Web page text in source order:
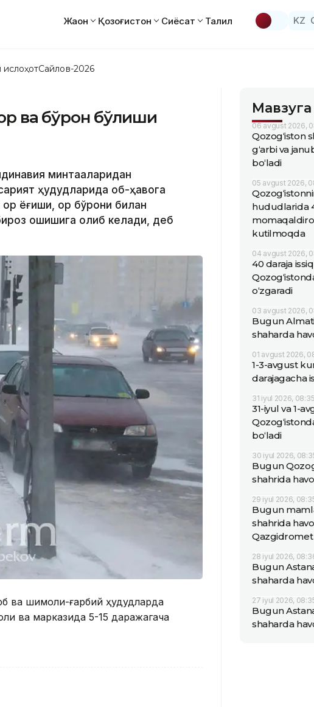
Жаҳон Қозоғистон Сиёсат Таҳлил KZ
ислоҳотСайлов-2026
ва бўрон бўлиши
минтақаларидан
ҳудудларида об-ҳавога
ёғиши, қор бўрони билан
ошишига олиб келади, деб
ва шимоли-ғарбий ҳудудларда
ва марказида 5-15 даражагача
06 avgust 2026,
Qozog‘iston
g‘arbi va
bo‘ladi
05 avgust 2026,
hududlarida
kutilmoqda
04 avgust 2026,
40 daraja
o‘zgaradi
03 avgust 2026,
Bugun
shaharda
01 avgust 2026,
1-3-avgust
darajagacha
31 iyul 2026, 08:35
31-iyul va 1-
bo‘ladi
30 iyul 2026,
Bugun
shahrida
29 iyul 2026,
Bugun
shahrida
Qazgidromet
28 iyul 2026,
Bugun
shaharda
27 iyul 2026,
Bugun
shaharda